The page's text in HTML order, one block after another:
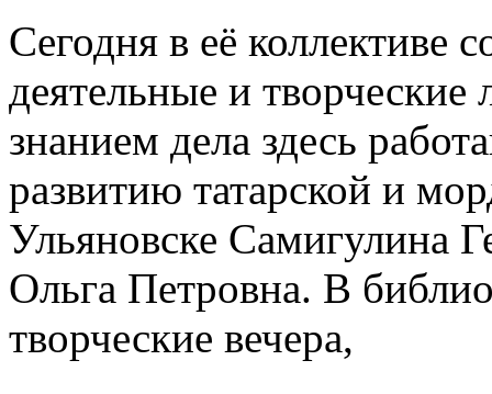
Сегодня в её коллективе
деятельные и
знанием дела здесь
развитию татарской и
Ульяновске Самигулина
Ольга Петровна. В
творческие вечера,